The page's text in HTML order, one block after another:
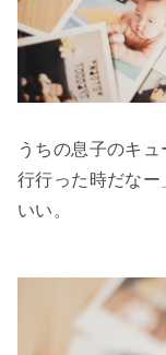
うちの息子のキ
行行った時だな
いい。